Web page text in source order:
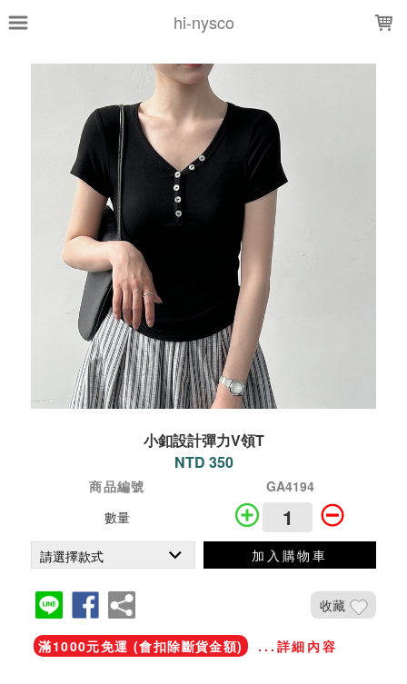
hi-nysco
小釦設計彈力V領T
NTD 350
商品編號
GA4194
數量
加入購物車
收藏
滿1000元免運 (會扣除斷貨金額) ...詳細內容